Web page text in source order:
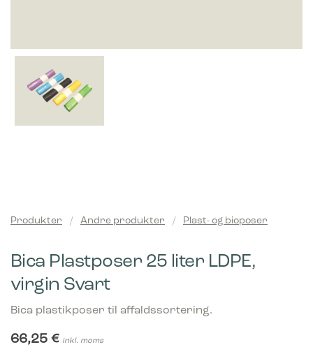
Produkter / Andre produkter / Plast- og bioposer
Bica Plastposer 25 liter LDPE,
virgin Svart
Bica plastikposer til affaldssortering.
66,25 € inkl. moms